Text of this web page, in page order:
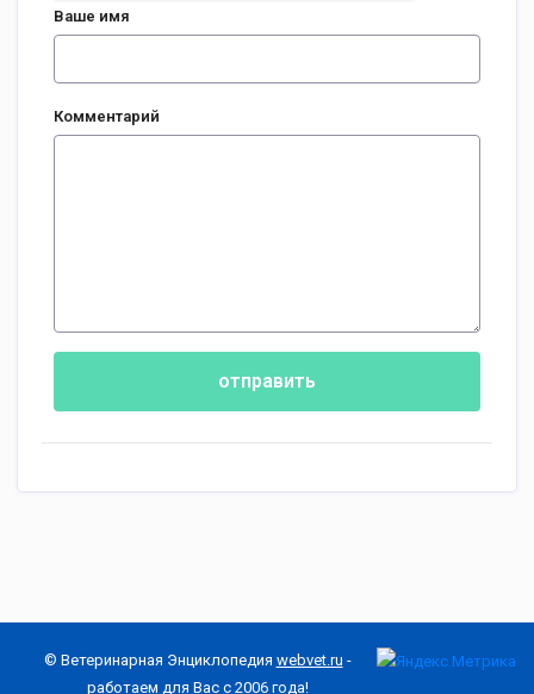
Ваше имя
Комментарий
отправить
© Ветеринарная Энциклопедия webvet.ru -
работаем для Вас с 2006 года!